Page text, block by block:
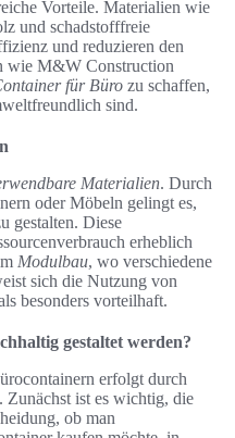
Vorteile. Materialien wie
und schadstofffreie
und reduzieren den
wie M&W Construction
für Büro zu schaffen,
sind.
Materialien. Durch
oder Möbeln gelingt es,
gestalten. Diese
erheblich
Modulbau, wo verschiedene
sich die Nutzung von
besonders vorteilhaft.
gestaltet werden?
erfolgt durch
Zunächst ist es wichtig, die
ob man